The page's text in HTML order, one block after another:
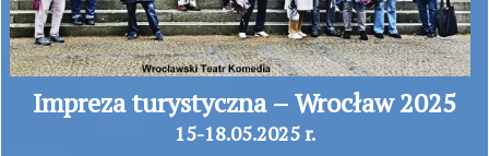
Impreza turystyczna – Wrocław 2025
15-18.05.2025 r.